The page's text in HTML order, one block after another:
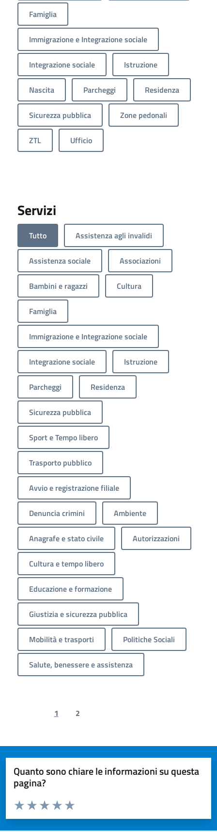
Famiglia
Immigrazione e Integrazione sociale
Integrazione sociale Istruzione
Nascita Parcheggi Residenza
Sicurezza pubblica Zone pedonali
ZTL Ufficio
Servizi
Tutto Assistenza agli invalidi
Assistenza sociale Associazioni
Bambini e ragazzi Cultura
Famiglia
Immigrazione e Integrazione sociale
Integrazione sociale Istruzione
Parcheggi Residenza
Sicurezza pubblica
Sport e Tempo libero
Trasporto pubblico
Avvio e registrazione filiale
Denuncia crimini Ambiente
Anagrafe e stato civile Autorizzazioni
Cultura e tempo libero
Educazione e formazione
Giustizia e sicurezza pubblica
Mobilità e trasporti Politiche Sociali
Salute, benessere e assistenza
Previous page
1 2
Quanto sono chiare le informazioni su questa
pagina?
Valuta da 1 a 5 stelle la pagina
Valuta 5 stelle su 5
Valuta 4 stelle su 5
Valuta 3 stelle su 5
Valuta 2 stelle su 5
Valuta 1 stelle su 5